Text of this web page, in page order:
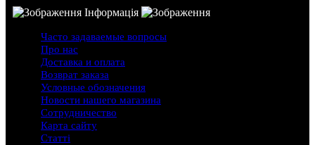
Інформація
Часто задаваемые вопросы
Про нас
Доставка и оплата
Возврат заказа
Условные обозначения
Новости нашего магазина
Сотрудничество
Карта сайту
Статті